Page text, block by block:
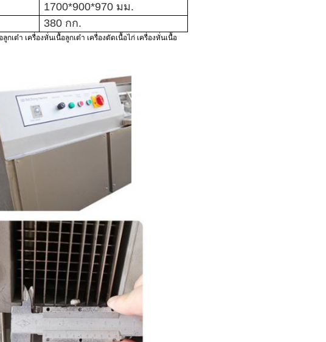
1700*900*970 มม.
380 กก.
เต๋า เครื่องหั่นเนื้อลูกเต๋า เครื่องตัดเนื้อไก่ เครื่องหั่นเนื้อ